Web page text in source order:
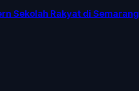
Sekolah Rakyat di Semarang